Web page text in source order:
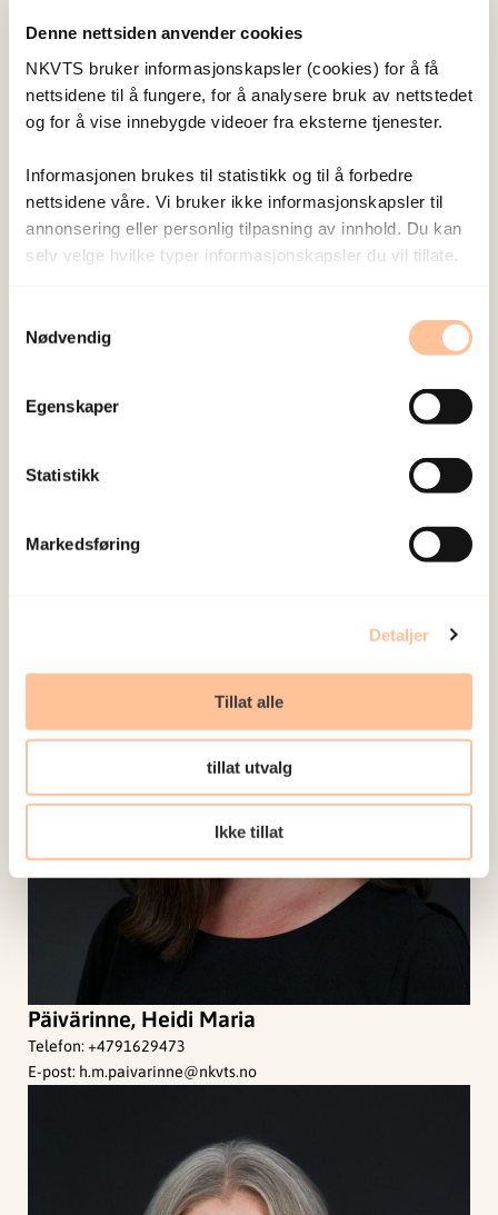
Denne nettsiden anvender cookies
NKVTS bruker informasjonskapsler (cookies) for å få
nettsidene til å fungere, for å analysere bruk av nettstedet
og for å vise innebygde videoer fra eksterne tjenester.
Informasjonen brukes til statistikk og til å forbedre
nettsidene våre. Vi bruker ikke informasjonskapsler til
annonsering eller personlig tilpasning av innhold. Du kan
selv velge hvilke typer informasjonskapsler du vil tillate.
Nødvendig
Egenskaper
Statistikk
Markedsføring
Detaljer
Tillat alle
tillat utvalg
Ikke tillat
E-post:k.j.o.haabrekke@nkvts.no
Päivärinne, Heidi Maria
Telefon:+4791629473
E-post: h.m.paivarinne@nkvts.no